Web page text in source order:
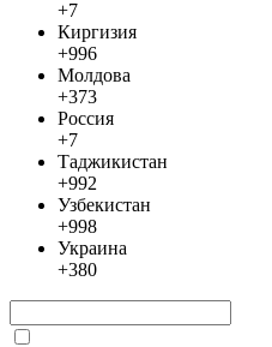
+7
Киргизия
+996
Молдова
+373
Россия
+7
Таджикистан
+992
Узбекистан
+998
Украина
+380